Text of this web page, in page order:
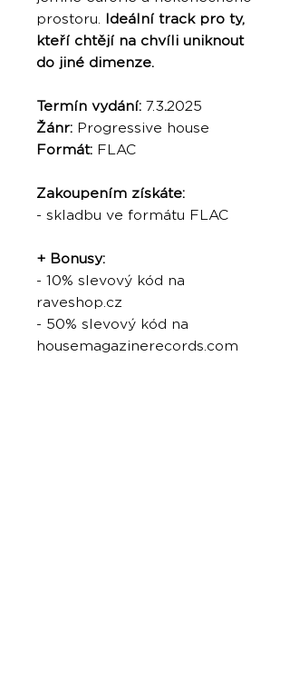
prostoru.
Ideální track pro ty,
kteří chtějí na chvíli uniknout
do jiné dimenze.
Termín vydání: 7.3.2025
Žánr: Progressive house
Formát: FLAC
Zakoupením získáte:
- skladbu ve formátu FLAC
+ Bonusy:
- 10% slevový kód na
raveshop.cz
- 50% slevový kód na
housemagazinerecords.com